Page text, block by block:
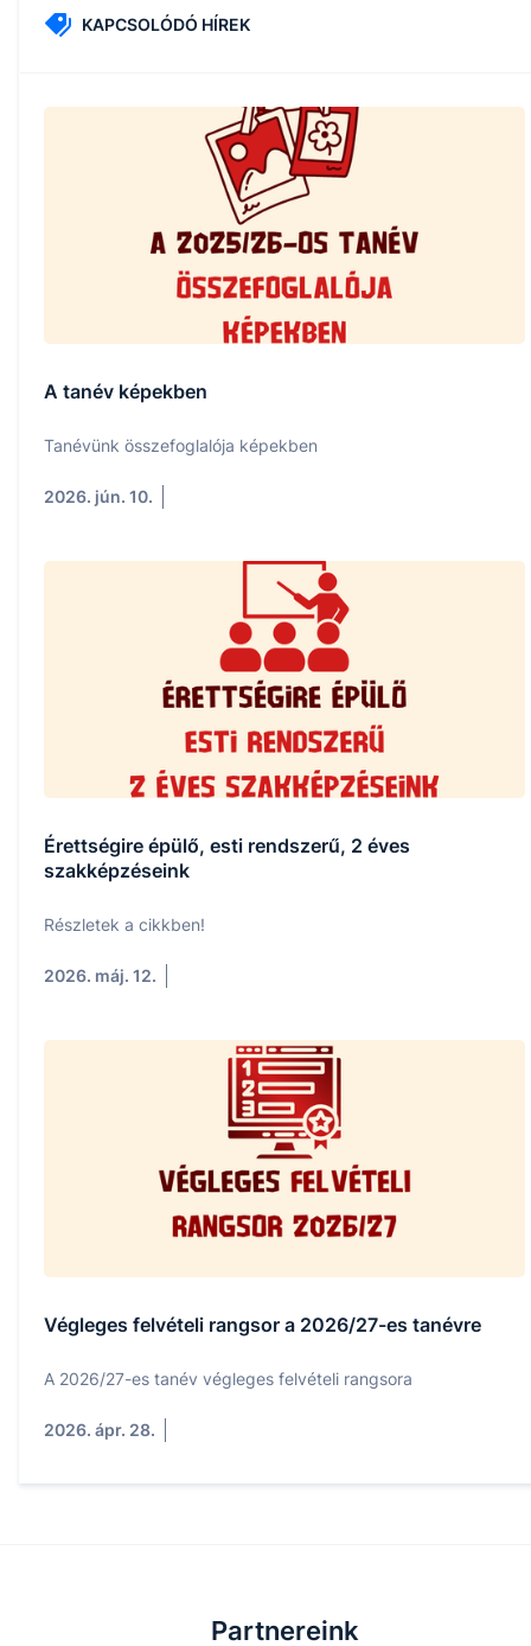
KAPCSOLÓDÓ HÍREK
A tanév képekben
Tanévünk összefoglalója képekben
2026. jún. 10.
Érettségire épülő, esti rendszerű, 2 éves
szakképzéseink
Részletek a cikkben!
2026. máj. 12.
Végleges felvételi rangsor a 2026/27-es tanévre
A 2026/27-es tanév végleges felvételi rangsora
2026. ápr. 28.
Partnereink